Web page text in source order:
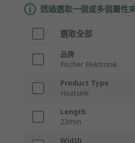
透過選取一個或多個屬性
選取全部
品牌
Fischer Elektronik
Product Type
Heatsink
Length
23mm
Width